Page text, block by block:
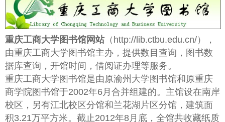
重庆工商大学图书馆网站（http://lib.ctbu.edu.cn/），
由重庆工商大学图书馆主办，提供数目查询，图书数
据库查询，开馆时间，借阅证办理等服务。
重庆工商大学图书馆是由原渝州大学图书馆和原重庆
商学院图书馆于2002年6月合并组建的。主馆设在南岸
校区，另有江北校区分馆和兰花湖片区分馆，建筑面
积3.21万平方米。截止2012年8月底，全馆共收藏纸质